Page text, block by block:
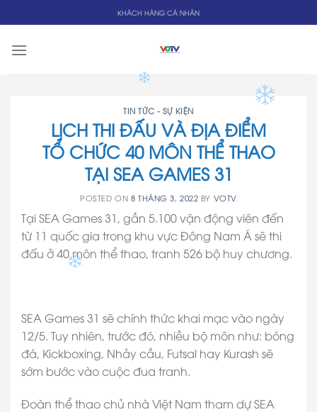
to
content
KHÁCH HÀNG CÁ NHÂN
TIN TỨC - SỰ KIỆN
LỊCH THI ĐẤU VÀ ĐỊA ĐIỂM
TỔ CHỨC 40 MÔN THỂ THAO
TẠI SEA GAMES 31
POSTED ON 8 THÁNG 3, 2022 BY VOTV
Tại SEA Games 31, gần 5.100 vận động viên đến
từ 11 quốc gia trong khu vực Đông Nam Á sẽ thi
đấu ở 40 môn thể thao, tranh 526 bộ huy chương.
SEA Games 31 sẽ chính thức khai mạc vào ngày
12/5. Tuy nhiên, trước đó, nhiều bộ môn như: bóng
đá, Kickboxing, Nhảy cầu, Futsal hay Kurash sẽ
sớm bước vào cuộc đua tranh.
Đoàn thể thao chủ nhà Việt Nam tham dự SEA